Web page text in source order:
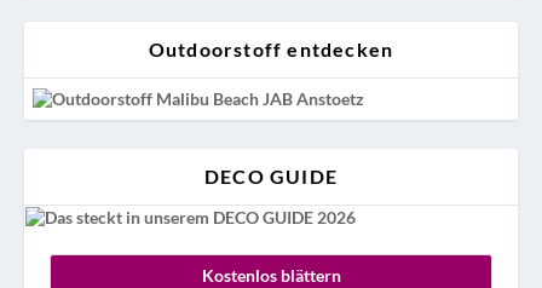
Outdoorstoff entdecken
DECO GUIDE
Kostenlos blättern